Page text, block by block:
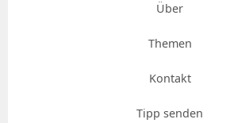
Über
Themen
Kontakt
Tipp senden